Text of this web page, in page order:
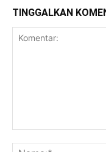
TINGGALKAN